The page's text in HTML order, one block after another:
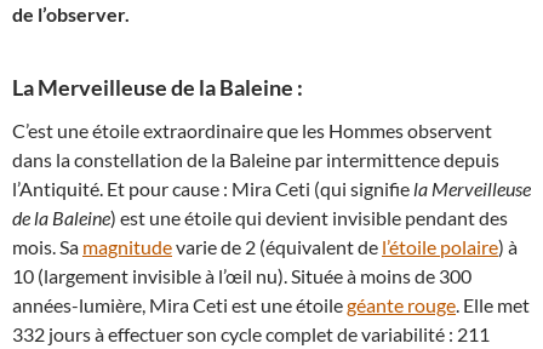
de l’observer.
La Merveilleuse de la Baleine :
C’est une étoile extraordinaire que les Hommes observent
dans la constellation de la Baleine par intermittence depuis
l’Antiquité. Et pour cause : Mira Ceti (qui signifie la Merveilleuse
de la Baleine) est une étoile qui devient invisible pendant des
mois. Sa magnitudevarie de 2 (équivalent de l’étoile polaire) à
10 (largement invisible à l’œil nu). Située à moins de 300
années-lumière, Mira Ceti est une étoilegéante rouge. Elle met
332 jours à effectuer son cycle complet de variabilité : 211